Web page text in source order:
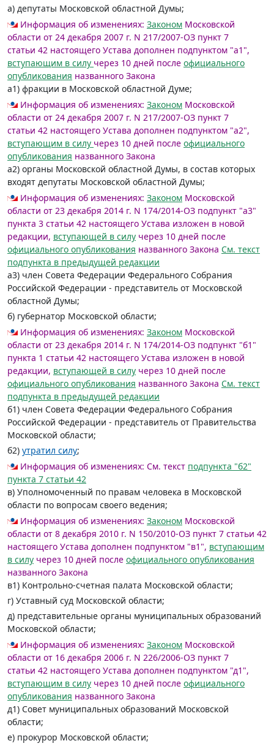
а) депутаты Московской областной Думы;
Информация об изменениях: Законом Московской
области от 24 декабря 2007 г. N 217/2007-ОЗ пункт 7
статьи 42 настоящего Устава дополнен подпунктом "а1",
вступающим в силу через 10 дней после официального
опубликования названного Закона
а1) фракции в Московской областной Думе;
Информация об изменениях: Законом Московской
области от 24 декабря 2007 г. N 217/2007-ОЗ пункт 7
статьи 42 настоящего Устава дополнен подпунктом "а2",
вступающим в силу через 10 дней после официального
опубликования названного Закона
а2) органы Московской областной Думы, в состав которых
входят депутаты Московской областной Думы;
Информация об изменениях: Законом Московской
области от 23 декабря 2014 г. N 174/2014-ОЗ подпункт "а3"
пункта 3 статьи 42 настоящего Устава изложен в новой
редакции, вступающей в силу через 10 дней после
официального опубликования названного Закона См. текст
подпункта в предыдущей редакции
а3) член Совета Федерации Федерального Собрания
Российской Федерации - представитель от Московской
областной Думы;
б) губернатор Московской области;
Информация об изменениях: Законом Московской
области от 23 декабря 2014 г. N 174/2014-ОЗ подпункт "б1"
пункта 1 статьи 42 настоящего Устава изложен в новой
редакции, вступающей в силу через 10 дней после
официального опубликования названного Закона См. текст
подпункта в предыдущей редакции
б1) член Совета Федерации Федерального Собрания
Российской Федерации - представитель от Правительства
Московской области;
б2) утратил силу;
Информация об изменениях: См. текст подпункта "б2"
пункта 7 статьи 42
в) Уполномоченный по правам человека в Московской
области по вопросам своего ведения;
Информация об изменениях: Законом Московской
области от 8 декабря 2010 г. N 150/2010-ОЗ пункт 7 статьи 42
настоящего Устава дополнен подпунктом "в1", вступающим
в силу через 10 дней после официального опубликования
названного Закона
в1) Контрольно-счетная палата Московской области;
г) Уставный суд Московской области;
д) представительные органы муниципальных образований
Московской области;
Информация об изменениях: Законом Московской
области от 16 декабря 2006 г. N 226/2006-ОЗ пункт 7
статьи 42 настоящего Устава дополнен подпунктом "д1",
вступающим в силу через 10 дней после официального
опубликования названного Закона
д1) Совет муниципальных образований Московской
области;
е) прокурор Московской области;